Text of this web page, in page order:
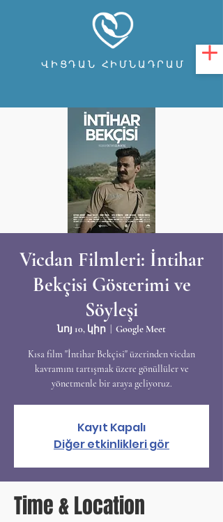
ՎԻՑԴԱՆ ՀԻՄՆԱԴՐԱՄ
Vicdan Filmleri: İntihar
Bekçisi Gösterimi ve
Söyleşi
նոյ 10, կիր Google Meet
Kısa film "İntihar Bekçisi" üzerinden vicdan
kavramını tartışmak üzere gönüllüler ve
yönetmenle bir araya geliyoruz.
Kayıt Kapalı
Diğer etkinlikleri gör
Time & Location